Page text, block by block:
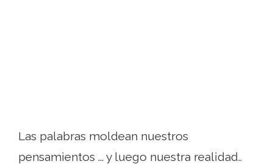
Las palabras moldean nuestros
pensamientos ... y luego nuestra realidad..